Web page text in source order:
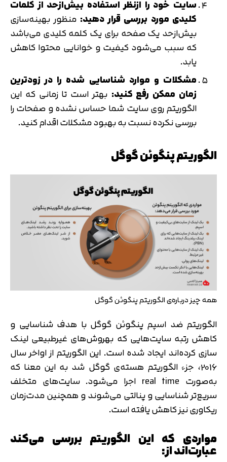
سایت خود را ازنظر استفاده بیش‌ازحد از کلمات
کلیدی مورد بررسی قرار دهید: منظور بهینه‌سازی
بیش‌ازحد یک صفحه برای یک کلمه کلیدی می‌باشد
که سبب می‌شود کیفیت و خوانایی محتوا کاهش
یابد.
مشکلات و موارد شناسایی شده را در زودترین
زمان ممکن رفع کنید:بهتر است تا زمانی که این
الگوریتم روی سایت شما حساس نشده و صفحات را
بررسی نکرده نسبت به بهبود مشکلات اقدام کنید.
الگوریتم پنگوئن گوگل
همه چیز درباره‌ی الگوریتم پنگوئن گوگل
الگوریتم ضد اسپم پنگوئن گوگل با هدف شناسایی و
کاهش رتبه سایت‌هایی که بهروش‌های غیرطبیعی لینک
سازی کرده‌اند ایجاد شده است. این الگوریتم از اواخر سال
2016، جزء الگوریتم هسته‌ی گوگل شد به این معنا که
به‌صورت real time اجرا می‌شود. سایت‌های متخلف
سریع‌تر شناسایی و پنالتی می‌شوند و همچنین مدت‌زمان
ریکاوری نیز کاهش یافته است.
مواردی که این الگوریتم بررسی می‌کند
عبارت‌اند از: